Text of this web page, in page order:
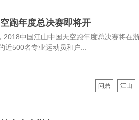
跑年度总决赛即将开
中国江山中国天空跑年度总决赛将在
500名专业运动员和户...
问鼎 江山